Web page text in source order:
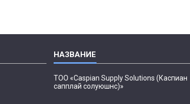
ТОО «Caspian Supply Solutions (Каспиан
сапплай солуюшнс)»